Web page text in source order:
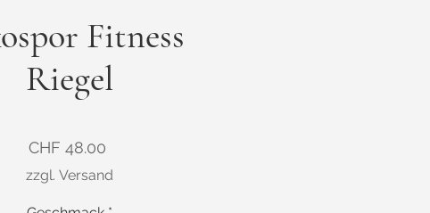
Fitness
Riegel
CHF 48.00Preis
zzgl. Versand